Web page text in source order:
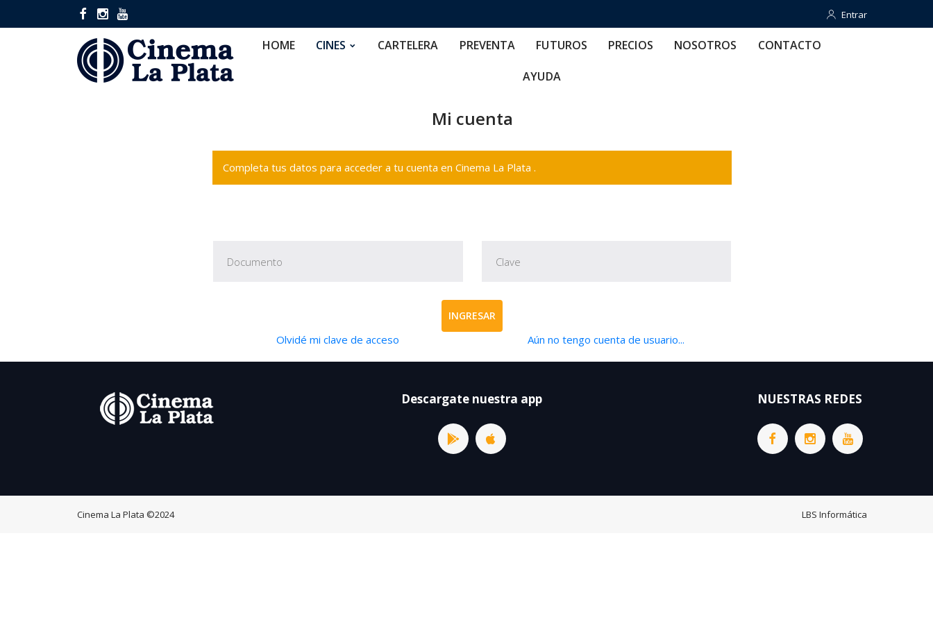
Entrar
Entrar
HOME CINES CARTELERA PREVENTA FUTUROS PRECIOS NOSOTROS CONTACTO
AYUDA
Mi cuenta
Completa tus datos para acceder a tu cuenta en Cinema La Plata .
INGRESAR
Olvidé mi clave de acceso Aún no tengo cuenta de usuario...
Descargate nuestra app NUESTRAS REDES
Cinema La Plata ©2024 LBS Informática